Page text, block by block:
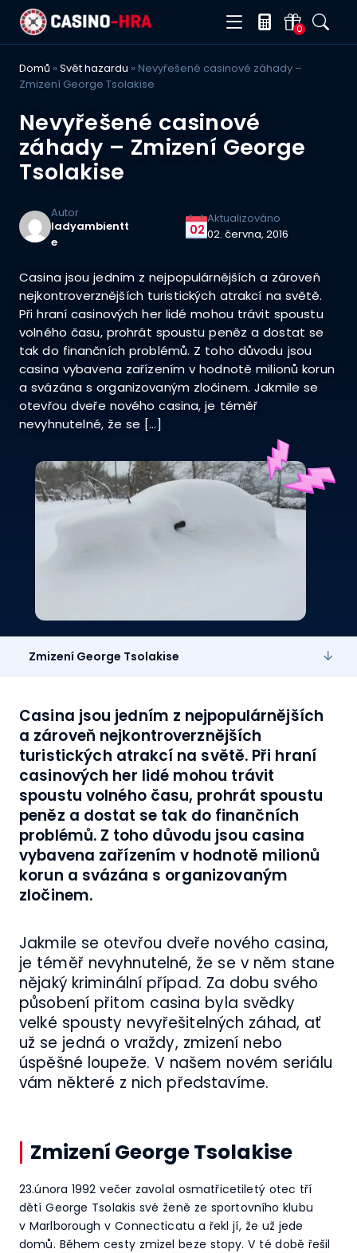
0
Domů » Svět hazardu » Nevyřešené casinové záhady –
Zmizení George Tsolakise
Nevyřešené casinové
záhady – Zmizení George
Tsolakise
Autor
ladyambientt
e
02
Aktualizováno
02. června, 2016
Casina jsou jedním z nejpopulárnějších a zároveň
nejkontroverznějších turistických atrakcí na světě.
Při hraní casinových her lidé mohou trávit spoustu
volného času, prohrát spoustu peněz a dostat se
tak do finančních problémů. Z toho důvodu jsou
casina vybavena zařízením v hodnotě milionů korun
a svázána s organizovaným zločinem. Jakmile se
otevřou dveře nového casina, je téměř
nevyhnutelné, že se […]
Zmizení George Tsolakise
Casina jsou jedním z nejpopulárnějších
a zároveň nejkontroverznějších
turistických atrakcí na světě. Při hraní
casinových her lidé mohou trávit
spoustu volného času, prohrát spoustu
peněz a dostat se tak do finančních
problémů. Z toho důvodu jsou casina
vybavena zařízením v hodnotě milionů
korun a svázána s organizovaným
zločinem.
Jakmile se otevřou dveře nového casina,
je téměř nevyhnutelné, že se v něm stane
nějaký kriminální případ. Za dobu svého
působení přitom casina byla svědky
velké spousty nevyřešitelných záhad, ať
už se jedná o vraždy, zmizení nebo
úspěšné loupeže. V našem novém seriálu
vám některé z nich představíme.
Zmizení George Tsolakise
23.února 1992 večer zavolal osmatřicetiletý otec tří
dětí George Tsolakis své ženě ze sportovního klubu
v Marlborough v Connecticatu a řekl jí, že už jede
domů. Během cesty zmizel beze stopy. V té době řešil